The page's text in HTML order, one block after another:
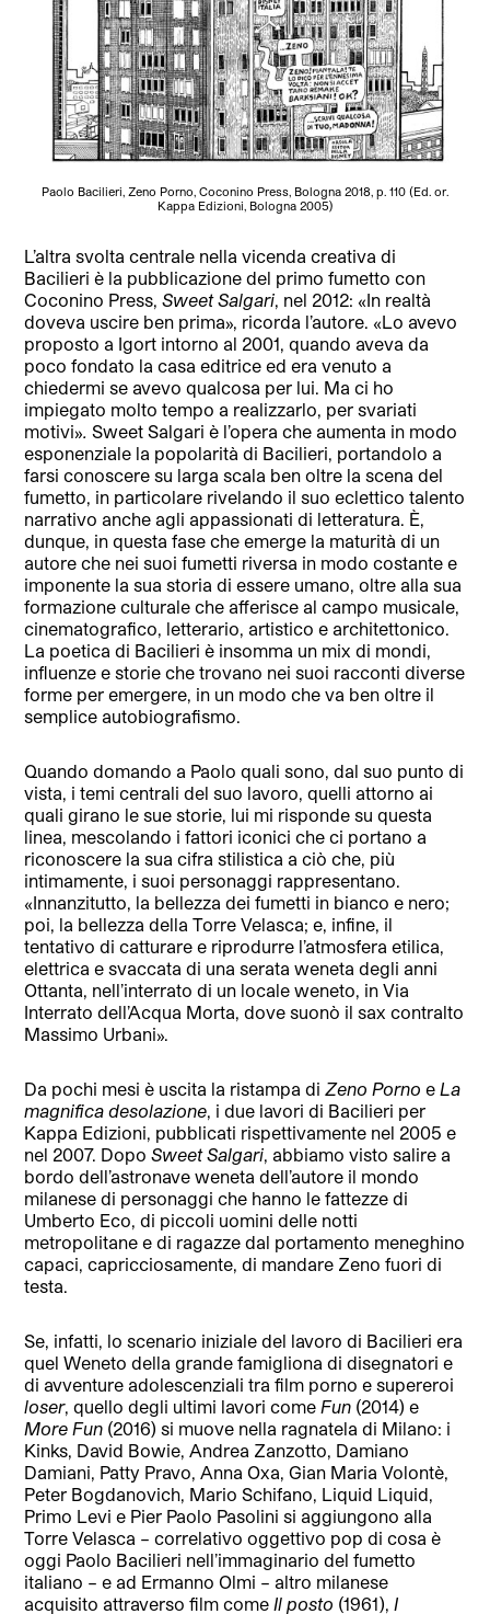
Paolo Bacilieri, Zeno Porno, Coconino Press, Bologna 2018, p. 110 (Ed. or.
Kappa Edizioni, Bologna 2005)
L’altra svolta centrale nella vicenda creativa di
Bacilieri è la pubblicazione del primo fumetto con
Coconino Press,Sweet Salgari, nel 2012: «In realtà
doveva uscire ben prima», ricorda l’autore. «Lo avevo
proposto a Igort intorno al 2001, quando aveva da
poco fondato la casa editrice ed era venuto a
chiedermi se avevo qualcosa per lui. Ma ci ho
impiegato molto tempo a realizzarlo, per svariati
motivi». Sweet Salgari è l’opera che aumenta in modo
esponenziale la popolarità di Bacilieri, portandolo a
farsi conoscere su larga scala ben oltre la scena del
fumetto, in particolare rivelando il suo eclettico talento
narrativo anche agli appassionati di letteratura. È,
dunque, in questa fase che emerge la maturità di un
autore che nei suoi fumetti riversa in modo costante e
imponente la sua storia di essere umano, oltre alla sua
formazione culturale che afferisce al campo musicale,
cinematografico, letterario, artistico e architettonico.
La poetica di Bacilieri è insomma un mix di mondi,
influenze e storie che trovano nei suoi racconti diverse
forme per emergere, in un modo che va ben oltre il
semplice autobiografismo.
Quando domando a Paolo quali sono, dal suo punto di
vista, i temi centrali del suo lavoro, quelli attorno ai
quali girano le sue storie, lui mi risponde su questa
linea, mescolando i fattori iconici che ci portano a
riconoscere la sua cifra stilistica a ciò che, più
intimamente, i suoi personaggi rappresentano.
«Innanzitutto, la bellezza dei fumetti in bianco e nero;
poi, la bellezza della Torre Velasca; e, infine, il
tentativo di catturare e riprodurre l’atmosfera etilica,
elettrica e svaccata di una serata weneta degli anni
Ottanta, nell’interrato di un locale weneto, in Via
Interrato dell’Acqua Morta, dove suonò il sax contralto
Massimo Urbani».
Da pochi mesi è uscita la ristampa diZeno Porno eLa
magnifica desolazione, i due lavori di Bacilieri per
Kappa Edizioni, pubblicati rispettivamente nel 2005 e
nel 2007. DopoSweet Salgari, abbiamo visto salire a
bordo dell’astronave weneta dell’autore il mondo
milanese di personaggi che hanno le fattezze di
Umberto Eco, di piccoli uomini delle notti
metropolitane e di ragazze dal portamento meneghino
capaci, capricciosamente, di mandare Zeno fuori di
testa.
Se, infatti, lo scenario iniziale del lavoro di Bacilieri era
quel Weneto della grande famigliona di disegnatori e
di avventure adolescenziali tra film porno e supereroi
loser, quello degli ultimi lavori comeFun (2014) e
More Fun (2016) si muove nella ragnatela di Milano: i
Kinks, David Bowie, Andrea Zanzotto, Damiano
Damiani, Patty Pravo, Anna Oxa, Gian Maria Volontè,
Peter Bogdanovich, Mario Schifano, Liquid Liquid,
Primo Levi e Pier Paolo Pasolini si aggiungono alla
Torre Velasca – correlativo oggettivo pop di cosa è
oggi Paolo Bacilieri nell’immaginario del fumetto
italiano – e ad Ermanno Olmi – altro milanese
acquisito attraverso film comeIl posto (1961),I